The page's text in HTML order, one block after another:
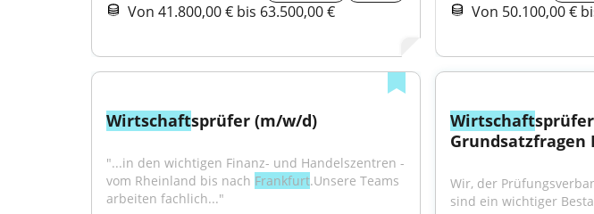
Von 41.800,00 € bis 63.500,00 € Von 50.100,00 €
Wirtschaftsprüfer (m/w/d)
"...in den wichtigen Finanz- und Handelszentren -
vom Rheinland bis nach Frankfurt.Unsere Teams
arbeiten fachlich..."
Wirtschaft
Grundsatzfragen
Wir, der
sind ein wichtiger